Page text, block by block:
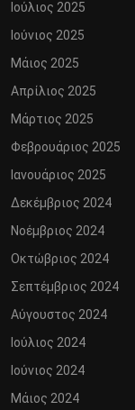
Ιούλιος 2025
Ιούνιος 2025
Μάιος 2025
Απρίλιος 2025
Μάρτιος 2025
Φεβρουάριος 2025
Ιανουάριος 2025
Δεκέμβριος 2024
Νοέμβριος 2024
Οκτώβριος 2024
Σεπτέμβριος 2024
Αύγουστος 2024
Ιούλιος 2024
Ιούνιος 2024
Μάιος 2024